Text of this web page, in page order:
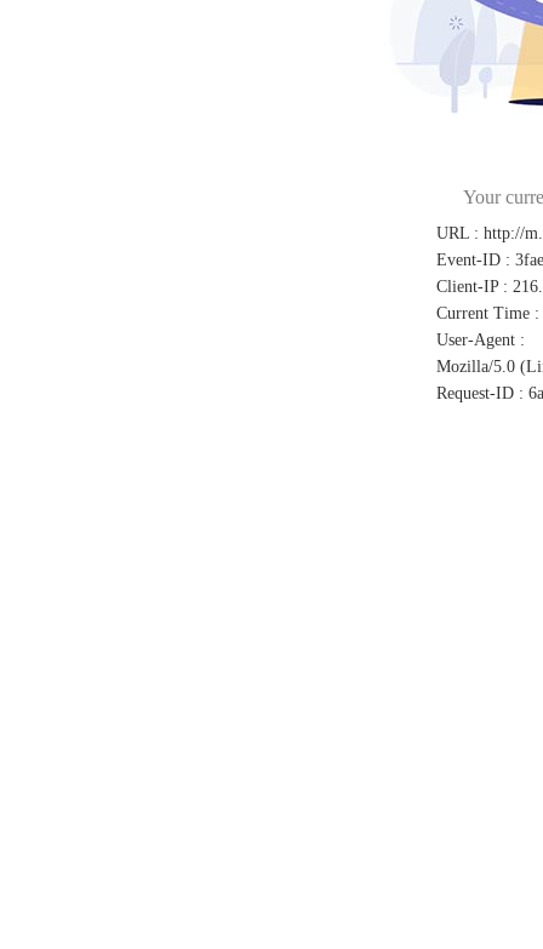
Your
URL : http://
Event-ID :
Client-IP :
Current Time :
User-Agent :
Mozilla/5.0
Request-ID :